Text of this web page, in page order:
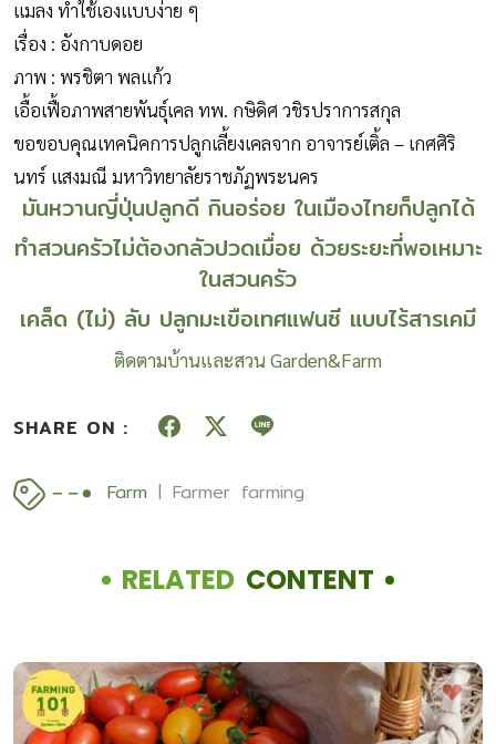
แมลง ทำใช้เองแบบง่าย ๆ
เรื่อง : อังกาบดอย
ภาพ : พรชิตา พลแก้ว
เอื้อเฟื้อภาพสายพันธุ์เคล ทพ. กษิดิศ วชิรปราการสกุล
ขอขอบคุณเทคนิคการปลูกเลี้ยงเคลจาก อาจารย์เติ้ล – เกศศิริ
นทร์ แสงมณี มหาวิทยาลัยราชภัฏพระนคร
มันหวานญี่ปุ่นปลูกดี กินอร่อย ในเมืองไทยก็ปลูกได้
ทำสวนครัวไม่ต้องกลัวปวดเมื่อย ด้วยระยะที่พอเหมาะ
ในสวนครัว
เคล็ด (ไม่) ลับ ปลูกมะเขือเทศแฟนซี แบบไร้สารเคมี
ติดตามบ้านและสวน Garden&Farm
SHARE ON :
Farm Farmer farming
RELATED CONTENT